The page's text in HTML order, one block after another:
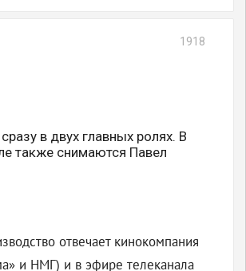
1918
в двух главных ролях. В
также снимаются Павел
отвечает кинокомпания
и НМГ) и в эфире телеканала